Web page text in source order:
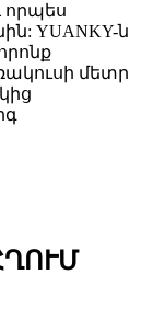
որպես
YUANKY-ն
մետր